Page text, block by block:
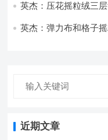
英杰：压花摇粒绒三
英杰：弹力布和格子
近期文章